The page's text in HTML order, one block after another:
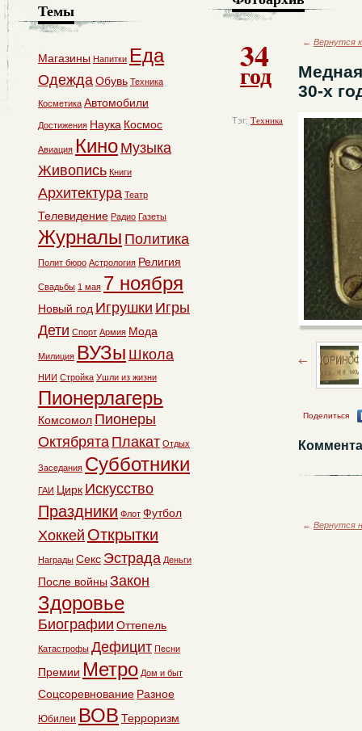
34
год
Тэг: Техника
← Вернутся
30-х
Поделиться
← Вернутся
Темы
Магазины Напитки Еда
ОдеждаОбувь Техника
Косметика Автомобили
Достижения Наука Космос
Авиация Кино Музыка
Живопись Книги
Архитектура Театр
Телевидение Радио Газеты
Журналы Политика
Полит бюро Астрология Религия
Свадьбы 1 мая 7 ноября
Новый год Игрушки Игры
Дети Спорт Армия Мода
Милиция ВУЗы Школа
НИИ Стройка Ушли из жизни
Пионерлагерь
Комсомол Пионеры
Октябрята Плакат Отдых
Заседания Субботники
ГАИ Цирк Искусство
Праздники Флот Футбол
Хоккей Открытки
Награды Секс Эстрада Деньги
После войны Закон
Здоровье
Биографии Оттепель
Катастрофы Дефицит Песни
Премии Метро Дом и быт
Соцсоревнование Разное
Юбилеи ВОВ Терроризм